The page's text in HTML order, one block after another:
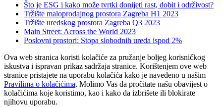
Što je ESG i kako može tvrtki donijeti rast, dobit i održivost?
Tržište maloprodajnog prostora Zagreba H1 2023
Tržište uredskog prostora Zagreba Q3 2023
Main Street: Across the World 2023
Poslovni prostori: Stopa slobodnih ureda ispod 2%
Ova web stranica koristi kolačiće za pružanje boljeg korisničkog
iskustva i ispravan prikaz sadržaja stranice. Korištenjem ove web
stranice pristajete na uporabu kolačića kako je navedeno u našim
Pravilima o kolačićima. Molimo Vas da pročitate našu obavijest o
kolačićima koje koristimo, kao i kako da izbrišete ili blokirate
njihovu uporabu.